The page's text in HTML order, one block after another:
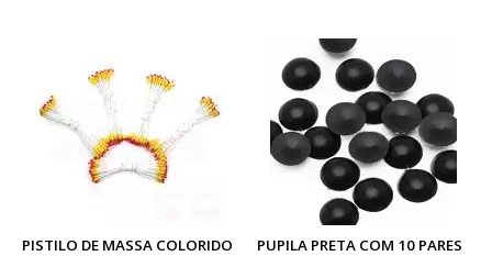
PISTILO DE MASSA COLORIDO
PUPILA PRETA COM 10 PARES